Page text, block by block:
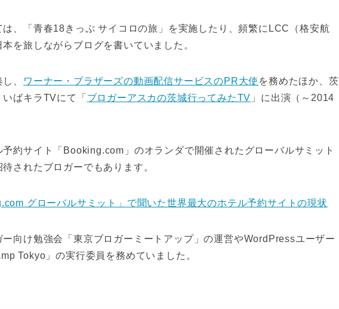
、「青春18きっぷ サイコロの旅」を実施したり、頻繁にLCC（格安航
を旅しながらブログを書いていました。
、 ワーナー・ブラザーズの動画配信サービスのPR大使 を務めたほか、茨
ばキラTVにて「 ブロガーアスカの茨城行ってみたTV 」に出演（～2014
約サイト「Booking.com」のオランダで開催されたグローバルサミット
されたブロガーでもあります。
グローバルサミット」で聞いた世界最大のホテル予約サイトの現状
ー向け勉強会「東京ブロガーミートアップ」の運営やWordPressユーザー
Tokyo」の実行委員を務めていました。